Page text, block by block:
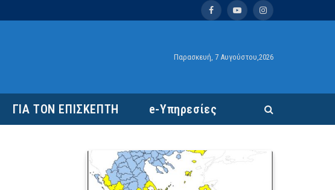
FacebookYouTubeInstagram
Παρασκευή, 7 Αυγούστου,2026
ΓΙΑ ΤΟΝ ΕΠΙΣΚΕΠΤΗ e-Υπηρεσίες